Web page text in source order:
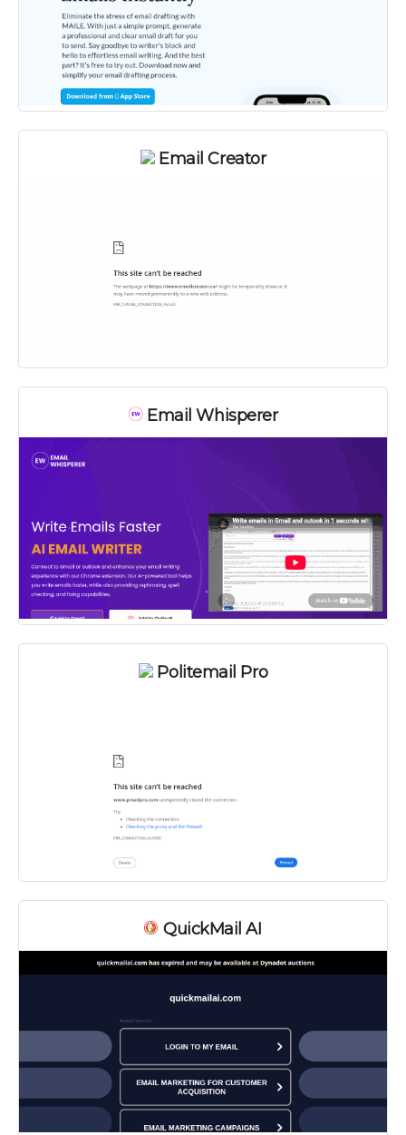
Email Creator
Email Whisperer
Politemail Pro
QuickMail AI